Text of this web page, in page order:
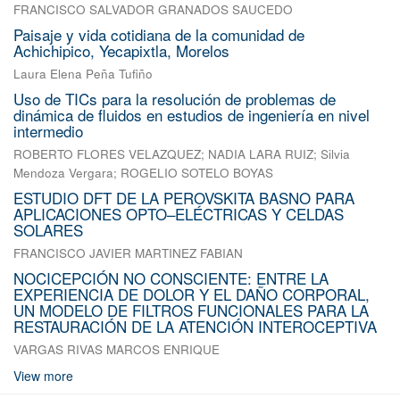
FRANCISCO SALVADOR GRANADOS SAUCEDO
Paisaje y vida cotidiana de la comunidad de
Achichipico, Yecapixtla, Morelos
Laura Elena Peña Tufiño
Uso de TICs para la resolución de problemas de
dinámica de fluidos en estudios de ingeniería en nivel
intermedio
ROBERTO FLORES VELAZQUEZ; NADIA LARA RUIZ; Silvia
Mendoza Vergara; ROGELIO SOTELO BOYAS
ESTUDIO DFT DE LA PEROVSKITA BASNO PARA
APLICACIONES OPTO–ELÉCTRICAS Y CELDAS
SOLARES
FRANCISCO JAVIER MARTINEZ FABIAN
NOCICEPCIÓN NO CONSCIENTE: ENTRE LA
EXPERIENCIA DE DOLOR Y EL DAÑO CORPORAL,
UN MODELO DE FILTROS FUNCIONALES PARA LA
RESTAURACIÓN DE LA ATENCIÓN INTEROCEPTIVA
VARGAS RIVAS MARCOS ENRIQUE
View more